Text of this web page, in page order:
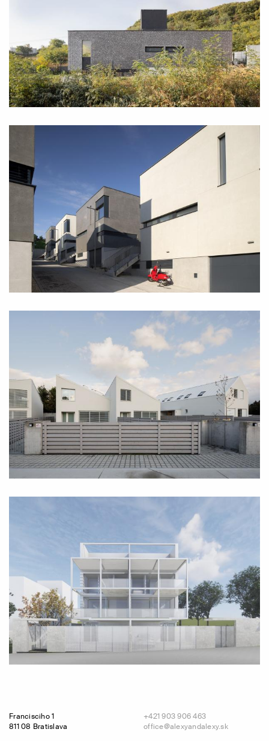
Francisciho 1
811 08 Bratislava
+421 903 906 463
office@alexyandalexy.sk